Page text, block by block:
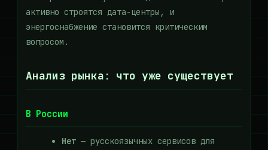
активно строятся дата-центры, и
энергоснабжение становится критическим
вопросом.
Анализ рынка: что уже существует
В России
Нет — русскоязычных сервисов для